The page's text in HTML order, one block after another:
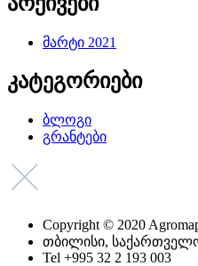
მარტი 2021
კატეგორიები
ბლოგი
გრანტები
Copyright © 2020
თბილისი,
Tel +995 32 2 193 003